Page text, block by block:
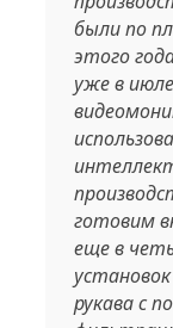
были по
этого
уже в
готовим
еще в
рукава с